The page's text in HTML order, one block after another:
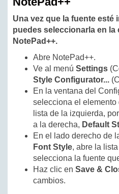
Una vez que la fuente esté
puedes seleccionarla en
NotePad++.
Abre NotePad++.
Ve al menú Settings
Style Configurator...
En la ventana del
selecciona el elemento
lista de la izquierda,
a la derecha, Default
En el lado derecho de
Font Style, abre la
selecciona la fuente
Haz clic en Save &
cambios.